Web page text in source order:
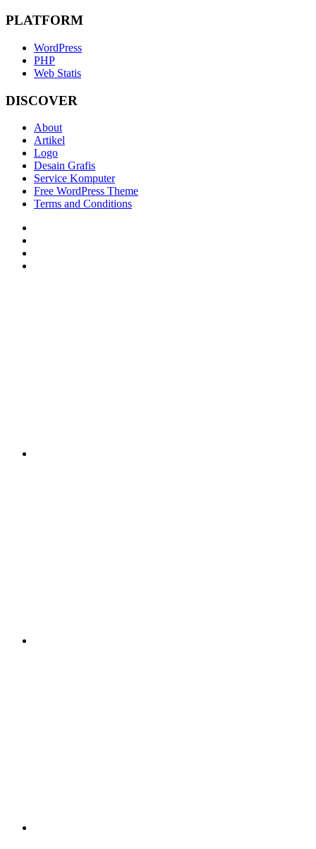
PLATFORM
WordPress
PHP
Web Statis
DISCOVER
About
Artikel
Logo
Desain Grafis
Service Komputer
Free WordPress Theme
Terms and Conditions